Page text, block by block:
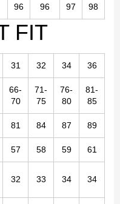
96 96 97 98
FIT
31 32 34 36
66-
70
71-
75
76-
80
81-
85
81 84 87 89
57 58 59 61
32 33 34 34